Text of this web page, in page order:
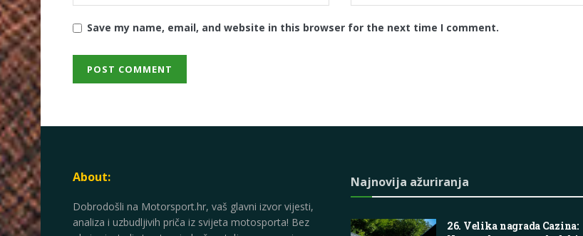
Save my name, email, and website in this browser for the next time I comment.
About:
Dobrodošli na Motorsport.hr, vaš glavni izvor vijesti,
analiza i uzbudljivih priča iz svijeta motosporta! Bez
Najnovija ažuriranja
26. Velika nagrada Cazina: